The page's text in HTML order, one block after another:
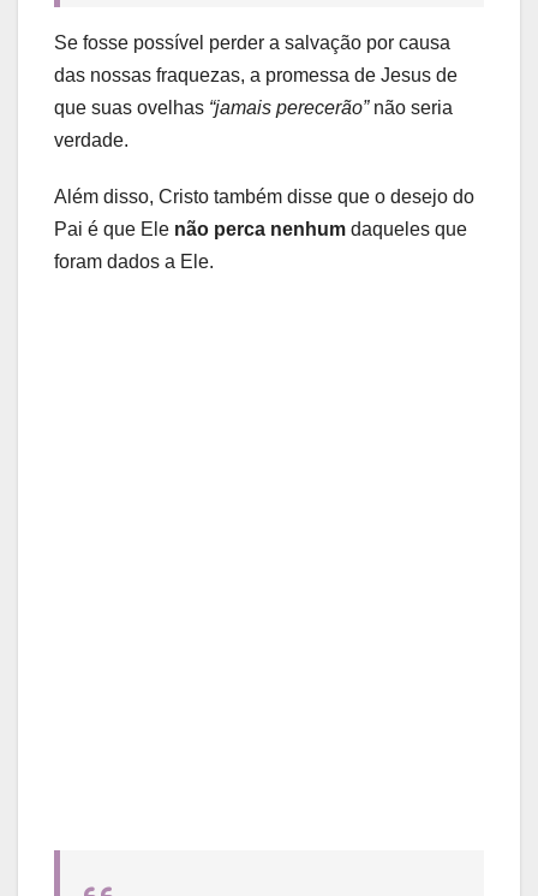
Se fosse possível perder a salvação por causa
das nossas fraquezas, a promessa de Jesus de
que suas ovelhas “jamais perecerão”não seria
verdade.
Além disso, Cristo também disse que o desejo do
Pai é que Ele não perca nenhum daqueles que
foram dados a Ele.